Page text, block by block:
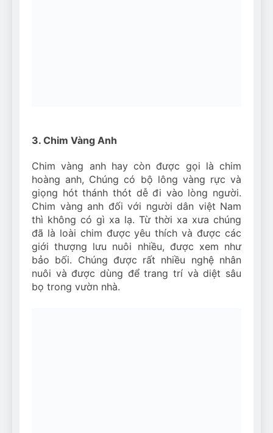
3. Chim Vàng Anh
Chim vàng anh hay còn được gọi là chim
hoàng anh, Chúng có bộ lông vàng rực và
giọng hót thánh thót dễ đi vào lòng người.
Chim vàng anh đối với người dân việt Nam
thì không có gì xa lạ. Từ thời xa xưa chúng
đã là loài chim được yêu thích và được các
giới thượng lưu nuôi nhiều, được xem như
bảo bối. Chúng được rất nhiều nghệ nhân
nuôi và được dùng để trang trí và diệt sâu
bọ trong vườn nhà.